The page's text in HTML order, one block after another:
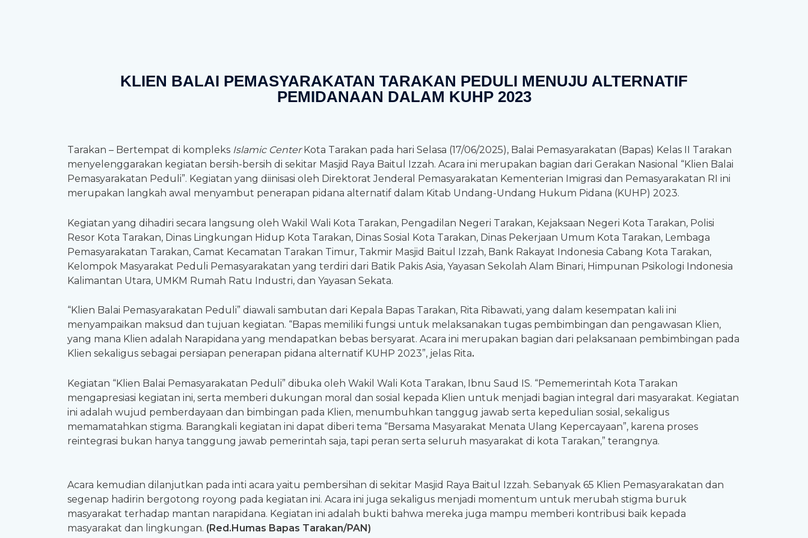
KLIEN BALAI PEMASYARAKATAN TARAKAN PEDULI MENUJU ALTERNATIF
PEMIDANAAN DALAM KUHP 2023
Tarakan – Bertempat di kompleks Islamic CenterKota Tarakan pada hari Selasa (17/06/2025), Balai Pemasyarakatan (Bapas) Kelas II Tarakan
menyelenggarakan kegiatan bersih-bersih di sekitar Masjid Raya Baitul Izzah. Acara ini merupakan bagian dari Gerakan Nasional “Klien Balai
Pemasyarakatan Peduli”. Kegiatan yang diinisasi oleh Direktorat Jenderal Pemasyarakatan Kementerian Imigrasi dan Pemasyarakatan RI ini
merupakan langkah awal menyambut penerapan pidana alternatif dalam Kitab Undang-Undang Hukum Pidana (KUHP) 2023.
Kegiatan yang dihadiri secara langsung oleh Wakil Wali Kota Tarakan, Pengadilan Negeri Tarakan, Kejaksaan Negeri Kota Tarakan, Polisi
Resor Kota Tarakan, Dinas Lingkungan Hidup Kota Tarakan, Dinas Sosial Kota Tarakan, Dinas Pekerjaan Umum Kota Tarakan, Lembaga
Pemasyarakatan Tarakan, Camat Kecamatan Tarakan Timur, Takmir Masjid Baitul Izzah, Bank Rakayat Indonesia Cabang Kota Tarakan,
Kelompok Masyarakat Peduli Pemasyarakatan yang terdiri dari Batik Pakis Asia, Yayasan Sekolah Alam Binari, Himpunan Psikologi Indonesia
Kalimantan Utara, UMKM Rumah Ratu Industri, dan Yayasan Sekata.
“Klien Balai Pemasyarakatan Peduli” diawali sambutan dari Kepala Bapas Tarakan, Rita Ribawati, yang dalam kesempatan kali ini
menyampaikan maksud dan tujuan kegiatan. “Bapas memiliki fungsi untuk melaksanakan tugas pembimbingan dan pengawasan Klien,
yang mana Klien adalah Narapidana yang mendapatkan bebas bersyarat. Acara ini merupakan bagian dari pelaksanaan pembimbingan pada
Klien sekaligus sebagai persiapan penerapan pidana alternatif KUHP 2023”, jelas Rita.
Kegiatan “Klien Balai Pemasyarakatan Peduli” dibuka oleh Wakil Wali Kota Tarakan, Ibnu Saud IS. “Pememerintah Kota Tarakan
mengapresiasi kegiatan ini, serta memberi dukungan moral dan sosial kepada Klien untuk menjadi bagian integral dari masyarakat. Kegiatan
ini adalah wujud pemberdayaan dan bimbingan pada Klien, menumbuhkan tanggug jawab serta kepedulian sosial, sekaligus
memamatahkan stigma. Barangkali kegiatan ini dapat diberi tema “Bersama Masyarakat Menata Ulang Kepercayaan”, karena proses
reintegrasi bukan hanya tanggung jawab pemerintah saja, tapi peran serta seluruh masyarakat di kota Tarakan,” terangnya.
Acara kemudian dilanjutkan pada inti acara yaitu pembersihan di sekitar Masjid Raya Baitul Izzah. Sebanyak 65 Klien Pemasyarakatan dan
segenap hadirin bergotong royong pada kegiatan ini. Acara ini juga sekaligus menjadi momentum untuk merubah stigma buruk
masyarakat terhadap mantan narapidana. Kegiatan ini adalah bukti bahwa mereka juga mampu memberi kontribusi baik kepada
masyarakat dan lingkungan. (Red.Humas Bapas Tarakan/PAN)